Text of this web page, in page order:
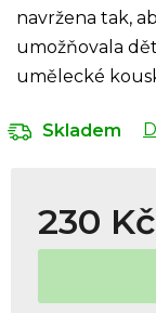
navržena tak,
umožňovala
umělecké
Skladem
230 Kč
Měrná cena: